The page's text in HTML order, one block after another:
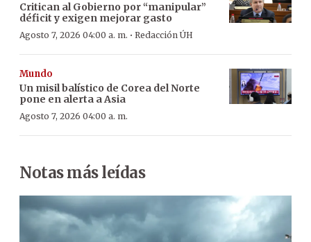
Critican al Gobierno por “manipular”
déficit y exigen mejorar gasto
Agosto 7, 2026 04:00 a. m. · Redacción ÚH
Mundo
Un misil balístico de Corea del Norte
pone en alerta a Asia
Agosto 7, 2026 04:00 a. m.
Notas más leídas